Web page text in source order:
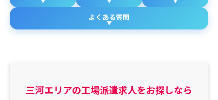
よくある質問
三河エリアの工場派遣求人をお探しなら